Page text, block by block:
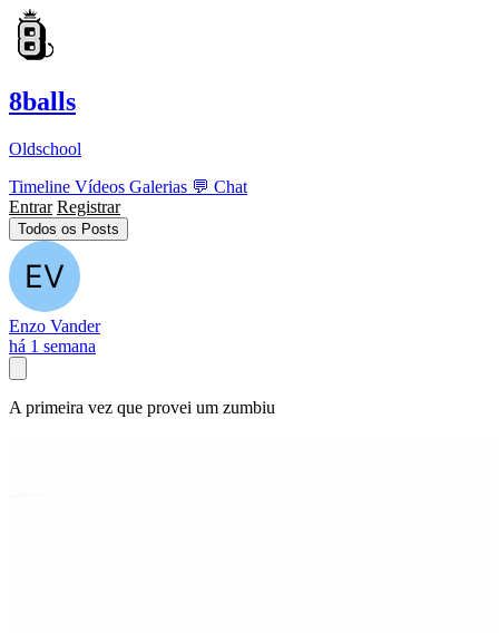
8balls
Oldschool
Timeline Vídeos Galerias 💬 Chat
Entrar Registrar
Todos os Posts
Enzo Vander
há 1 semana
A primeira vez que provei um zumbiu